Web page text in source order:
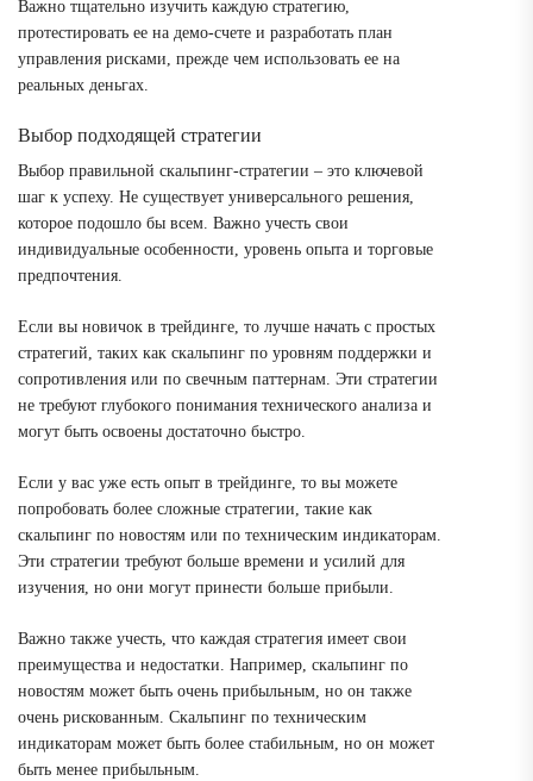
Важно тщательно изучить каждую стратегию,
протестировать ее на демо-счете и разработать план
управления рисками, прежде чем использовать ее на
реальных деньгах.
Выбор подходящей стратегии
Выбор правильной скальпинг-стратегии – это ключевой
шаг к успеху. Не существует универсального решения,
которое подошло бы всем. Важно учесть свои
индивидуальные особенности, уровень опыта и торговые
предпочтения.
Если вы новичок в трейдинге, то лучше начать с простых
стратегий, таких как скальпинг по уровням поддержки и
сопротивления или по свечным паттернам. Эти стратегии
не требуют глубокого понимания технического анализа и
могут быть освоены достаточно быстро.
Если у вас уже есть опыт в трейдинге, то вы можете
попробовать более сложные стратегии, такие как
скальпинг по новостям или по техническим индикаторам.
Эти стратегии требуют больше времени и усилий для
изучения, но они могут принести больше прибыли.
Важно также учесть, что каждая стратегия имеет свои
преимущества и недостатки. Например, скальпинг по
новостям может быть очень прибыльным, но он также
очень рискованным. Скальпинг по техническим
индикаторам может быть более стабильным, но он может
быть менее прибыльным.